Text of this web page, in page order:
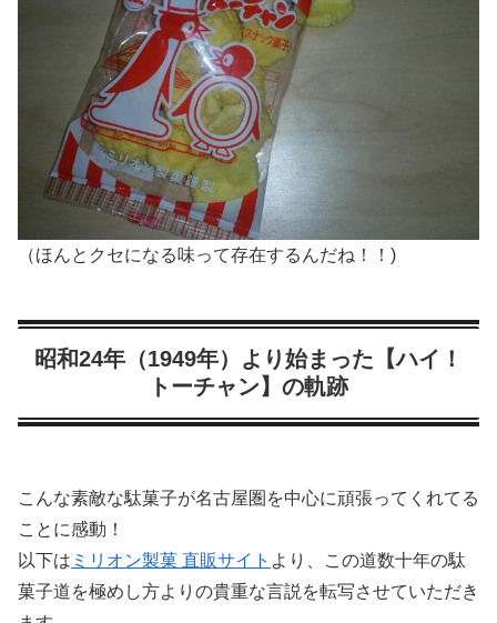
（ほんとクセになる味って存在するんだね！！)
昭和24年（1949年）より始まった【ハイ！
トーチャン】の軌跡
こんな素敵な駄菓子が名古屋圏を中心に頑張ってくれてる
ことに感動！
以下は ミリオン製菓 直販サイト より、この道数十年の駄
菓子道を極めし方よりの貴重な言説を転写させていただき